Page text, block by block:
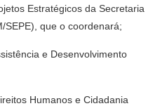
Estratégicos da Secretaria
SEPE), que o coordenará;
e Desenvolvimento
Humanos e Cidadania